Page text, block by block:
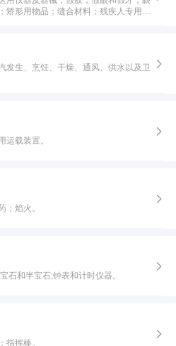
手套，潜水呼吸器：灭火设备。
矫形用物品；缝合材料；残疾人专用治
发生、烹饪、干燥、通风、供水以及卫
载装置。
焰火。
石和半宝石;钟表和计时仪器。
挥棒。